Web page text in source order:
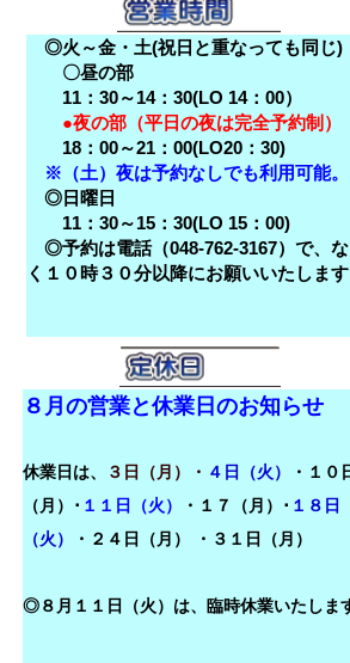
８月の営業と休業日のお知らせ
休業日は、 ３日（月）・ ４日（火）
・１０
（月）･ １１日（火） ・１７（月）･ １８日
（火）
・ ２４日（月） ・３１日（月）
◎８月１１日（火）は、臨時休業いたしま
◎火～金・土(祝日と重なっても同じ)
〇昼の部
11：30～14：30(LO 14：00）
●夜の部（平日の夜は完全予約制）
18：00～21：00(LO20：30)
※（土）夜は予約なしでも利用可能。
◎日曜日
11：30～15：30(LO 15：00)
◎予約は電話（048-762-3167）で、
く１０時３０分以降にお願いいたします